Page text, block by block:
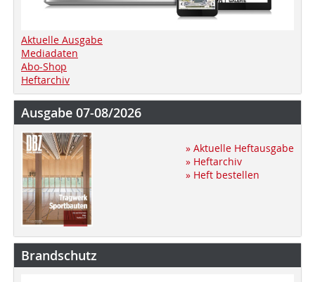
Aktuelle Ausgabe
Mediadaten
Abo-Shop
Heftarchiv
Ausgabe 07-08/2026
» Aktuelle Heftausgabe
» Heftarchiv
» Heft bestellen
Brandschutz